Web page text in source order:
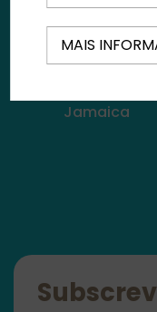
𝖨𝗇𝗌𝗉𝗂𝗋𝖺𝖼̧𝗈̃𝖾𝗌
Jamaica
MAIS